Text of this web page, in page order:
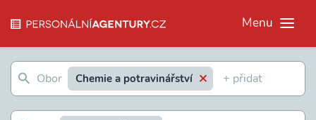
Menu
Chemie a potravinářství